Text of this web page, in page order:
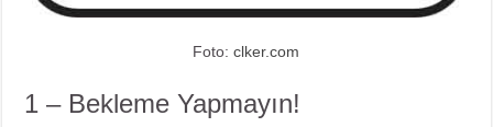
Foto:clker.com
1 – Bekleme Yapmayın!